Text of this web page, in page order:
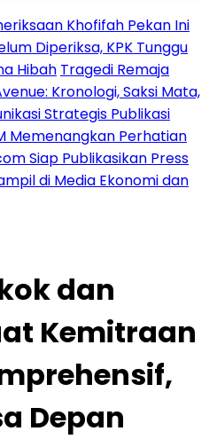
Khofifah Pekan Ini
Diperiksa, KPK Tunggu
Hibah Tragedi Remaja
Kronologi, Saksi Mata,
Strategis Publikasi
Memenangkan Perhatian
Siap Publikasikan Press
di Media Ekonomi dan
dan
Kemitraan
Depan